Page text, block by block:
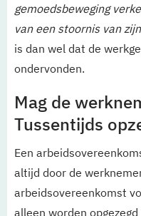
gemoedsbeweging
van een stoornis van
is dan wel dat de
ondervonden.
Mag de
Tussentijds
Een
altijd door de
arbeidsovereenkomst
alleen worden